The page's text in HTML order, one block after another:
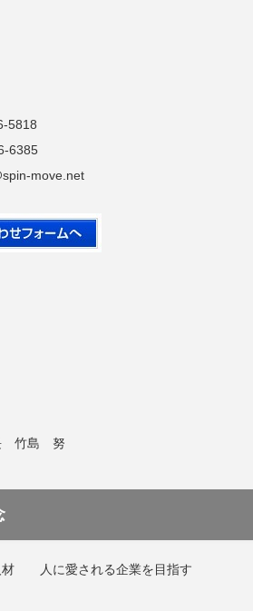
5818
6385
move.net
竹島 努
材 人に愛される企業を目指す